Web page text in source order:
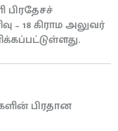
பிரதேசச்
– 18 கிராம அலுவர்
பிரதான